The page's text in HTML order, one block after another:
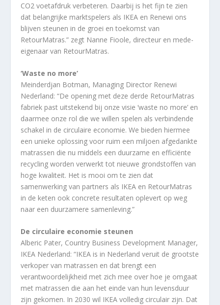
CO2 voetafdruk verbeteren. Daarbij is het fijn te zien
dat belangrijke marktspelers als IKEA en Renewi ons
blijven steunen in de groei en toekomst van
RetourMatras.” zegt Nanne Fioole, directeur en mede-
eigenaar van RetourMatras.
‘Waste no more’
Meinderdjan Botman, Managing Director Renewi
Nederland: “De opening met deze derde RetourMatras
fabriek past uitstekend bij onze visie ‘waste no more’ en
daarmee onze rol die we willen spelen als verbindende
schakel in de circulaire economie. We bieden hiermee
een unieke oplossing voor ruim een miljoen afgedankte
matrassen die nu middels een duurzame en efficiënte
recycling worden verwerkt tot nieuwe grondstoffen van
hoge kwaliteit. Het is mooi om te zien dat
samenwerking van partners als IKEA en RetourMatras
in de keten ook concrete resultaten oplevert op weg
naar een duurzamere samenleving.”
De circulaire economie steunen
Alberic Pater, Country Business Development Manager,
IKEA Nederland: “IKEA is in Nederland veruit de grootste
verkoper van matrassen en dat brengt een
verantwoordelijkheid met zich mee over hoe je omgaat
met matrassen die aan het einde van hun levensduur
zijn gekomen. In 2030 wil IKEA volledig circulair zijn. Dat